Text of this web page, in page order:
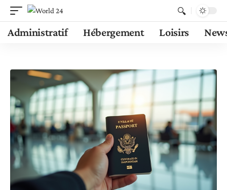
Administratif Hébergement Loisirs